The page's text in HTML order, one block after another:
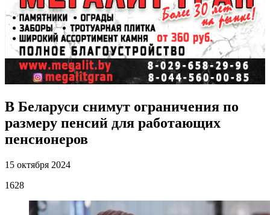
В Беларуси снимут ограничения по
размеру пенсий для работающих
пенсионеров
15 октября 2024
1628